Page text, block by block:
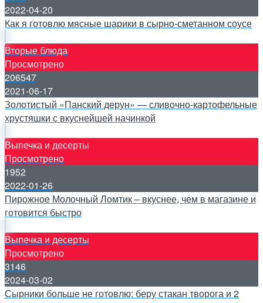
2022-04-20
Как я готовлю мясные шарики в сырно-сметанном соусе
Вторые блюда
Просмотрено
206547
2021-06-17
Золотистый «Панский дерун» — сливочно-картофельные
хрустяшки с вкуснейшей начинкой
Выпечка и десерты
Просмотрено
1952
2022-01-26
Пирожное Молочный Ломтик – вкуснее, чем в магазине и
готовится быстро
Выпечка и десерты
Просмотрено
3146
2024-03-02
Сырники больше не готовлю: беру стакан творога и 2